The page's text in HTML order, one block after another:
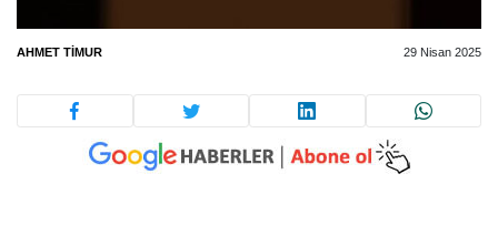
AHMET TIMUR 29 Nisan 2025